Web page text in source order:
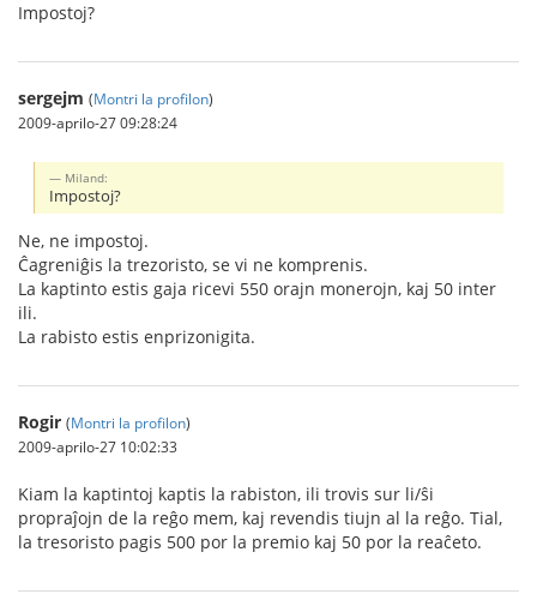
Impostoj?
sergejm (Montri la profilon)
2009-aprilo-27 09:28:24
Miland:
Impostoj?
Ne, ne impostoj.
Ĉagreniĝis la trezoristo, se vi ne komprenis.
La kaptinto estis gaja ricevi 550 orajn monerojn, kaj 50 inter
ili.
La rabisto estis enprizonigita.
Rogir (Montri la profilon)
2009-aprilo-27 10:02:33
Kiam la kaptintoj kaptis la rabiston, ili trovis sur li/ŝi
propraĵojn de la reĝo mem, kaj revendis tiujn al la reĝo. Tial,
la tresoristo pagis 500 por la premio kaj 50 por la reaĉeto.